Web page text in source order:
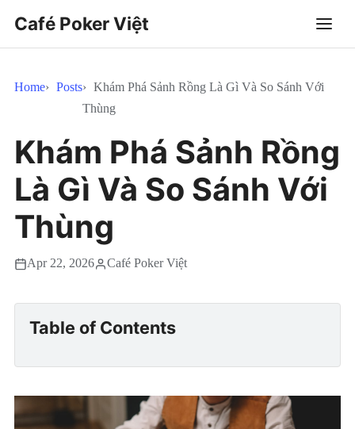
Café Poker Việt
Home Posts
Khám Phá Sảnh Rồng Là Gì Và So Sánh Với
Thùng
Khám Phá Sảnh Rồng
Là Gì Và So Sánh Với
Thùng
Apr 22, 2026 Café Poker Việt
Table of Contents